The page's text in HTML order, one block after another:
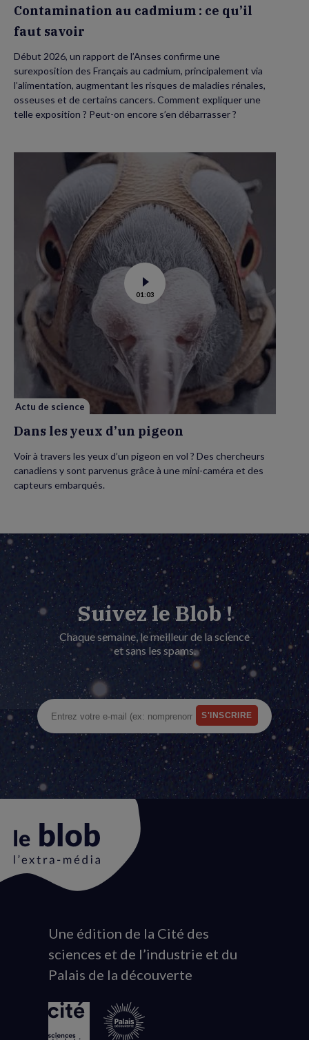
Contamination au cadmium : ce qu’il
faut savoir
Début 2026, un rapport de l’Anses confirme une
surexposition des Français au cadmium, principalement via
l’alimentation, augmentant les risques de maladies rénales,
osseuses et de certains cancers. Comment expliquer une
telle exposition ? Peut-on encore s’en débarrasser ?
Voir
la
vidéo
01:03
Actu de science
Dans les yeux d’un pigeon
Voir à travers les yeux d’un pigeon en vol ? Des chercheurs
canadiens y sont parvenus grâce à une mini-caméra et des
capteurs embarqués.
Suivez le Blob !
Chaque semaine, le meilleur de la science
et sans les spams.
Animation
du
logo
Une édition de la Cité des
sciences et de l’industrie et du
Palais de la découverte